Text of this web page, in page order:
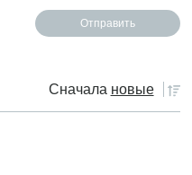
Сначала новые